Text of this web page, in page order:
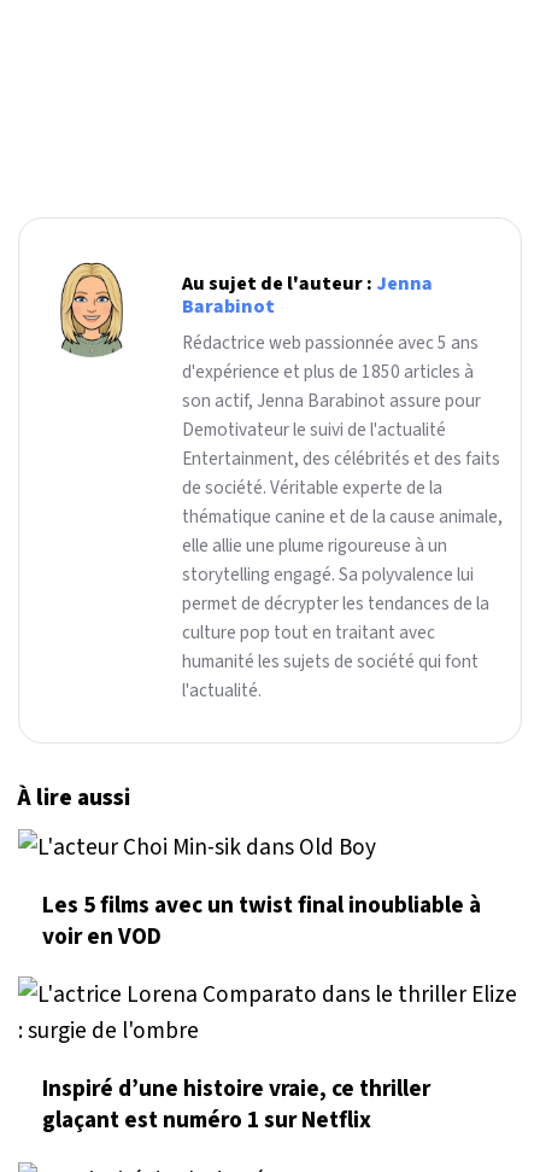
Au sujet de l'auteur : Jenna
Barabinot
Rédactrice web passionnée avec 5 ans
d'expérience et plus de 1850 articles à
son actif, Jenna Barabinot assure pour
Demotivateur le suivi de l'actualité
Entertainment, des célébrités et des faits
de société. Véritable experte de la
thématique canine et de la cause animale,
elle allie une plume rigoureuse à un
storytelling engagé. Sa polyvalence lui
permet de décrypter les tendances de la
culture pop tout en traitant avec
humanité les sujets de société qui font
l'actualité.
À lire aussi
Les 5 films avec un twist final inoubliable à
voir en VOD
Inspiré d’une histoire vraie, ce thriller
glaçant est numéro 1 sur Netflix